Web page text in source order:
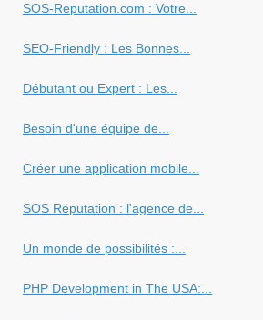
SOS-Reputation.com : Votre...
SEO-Friendly : Les Bonnes...
Débutant ou Expert : Les...
Besoin d'une équipe de...
Créer une application mobile...
SOS Réputation : l'agence de...
Un monde de possibilités :...
PHP Development in The USA:...